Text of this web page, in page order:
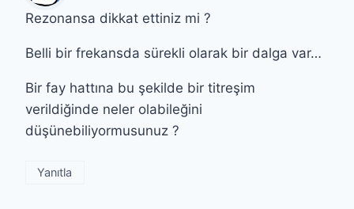
Rezonansa dikkat ettiniz mi ?
Belli bir frekansda sürekli olarak bir dalga var…
Bir fay hattına bu şekilde bir titreşim
verildiğinde neler olabileğini
düşünebiliyormusunuz ?
Yanıtla